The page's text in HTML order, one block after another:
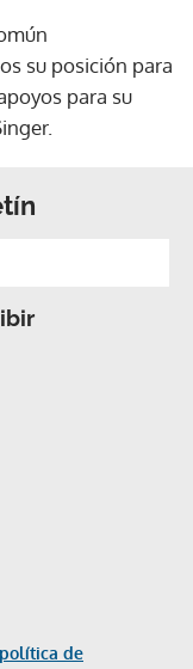
su posición para
para su
política de